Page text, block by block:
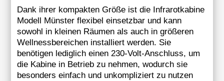
Dank ihrer kompakten Größe ist die Infrarotkabine
Modell Münster flexibel einsetzbar und kann
sowohl in kleinen Räumen als auch in größeren
Wellnessbereichen installiert werden. Sie
benötigen lediglich einen 230-Volt-Anschluss, um
die Kabine in Betrieb zu nehmen, wodurch sie
besonders einfach und unkompliziert zu nutzen